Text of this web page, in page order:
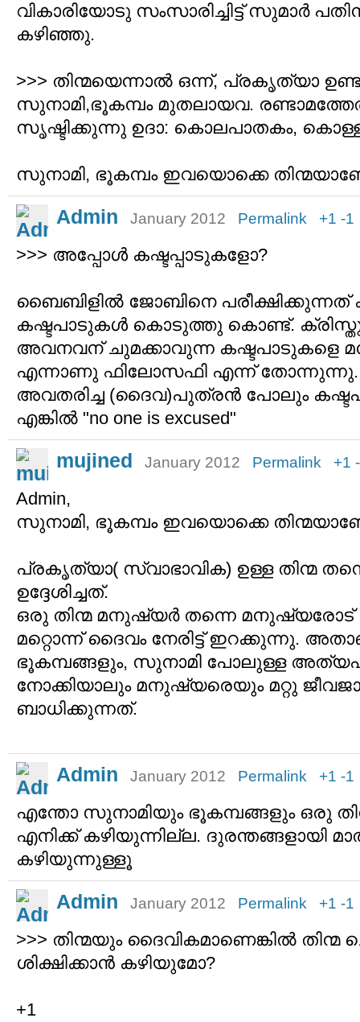
വികാരിയോടു സംസാരിച്ചിട്ട് സുമാര്‍
കഴിഞ്ഞു.
>>> തിന്മയെന്നാല്‍ ഒന്ന്, പ്രകൃത്യാ
സുനാമി,ഭൂകമ്പം മുതലായവ.
സൃഷ്ടിക്കുന്നു ഉദാ: കൊലപാതകം,
സുനാമി, ഭൂകമ്പം ഇവയൊക്കെ
Admin January 2012 Permalink +1 -1
>>> അപ്പോള്‍ കഷ്ടപ്പാടുകളോ?
ബൈബിളില്‍ ജോബിനെ പരീക്ഷിക്കുന്നത്
കഷ്ടപാടുകള്‍ കൊടുത്തു കൊണ്ട്.
അവനവന് ചുമക്കാവുന്ന കഷ്ടപാടുകളെ
എന്നാണു ഫിലോസഫി എന്ന്
അവതരിച്ച (ദൈവ)പുത്രന്‍ പോലും
എങ്കില്‍ "no one is excused"
mujined January 2012 Permalink +1
Admin,
സുനാമി, ഭൂകമ്പം ഇവയൊക്കെ
പ്രകൃത്യാ( സ്വാഭാവിക) ഉള്ള തിന്മ
ഉദ്ദേശിച്ചത്.
ഒരു തിന്മ മനുഷ്യര്‍ തന്നെ മനുഷ്യരോട്
മറ്റൊന്ന് ദൈവം നേരിട്ട് ഇറക്കുന്നു.
ഭൂകമ്പങ്ങളും, സുനാമി പോലുള്ള
നോക്കിയാലും മനുഷ്യരെയും മറ്റു
ബാധിക്കുന്നത്.
Admin January 2012 Permalink +1 -1
എന്തോ സുനാമിയും ഭൂകമ്പങ്ങളും ഒരു
എനിക്ക് കഴിയുന്നില്ല. ദുരന്തങ്ങളായി
കഴിയുന്നുള്ളൂ
Admin January 2012 Permalink +1 -1
>>> തിന്മയും ദൈവികമാണെങ്കില്‍
ശിക്ഷിക്കാന്‍ കഴിയുമോ?
+1